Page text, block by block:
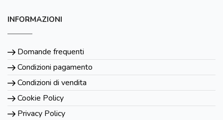
INFORMAZIONI
Domande frequenti
Condizioni pagamento
Condizioni di vendita
Cookie Policy
Privacy Policy